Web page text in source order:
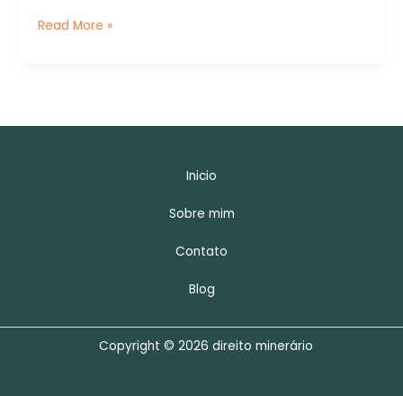
Meio
Read More »
Inicio
Sobre mim
Contato
Blog
Copyright © 2026 direito minerário